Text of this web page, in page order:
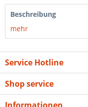
Beschreibung
mehr
Service Hotline
Shop service